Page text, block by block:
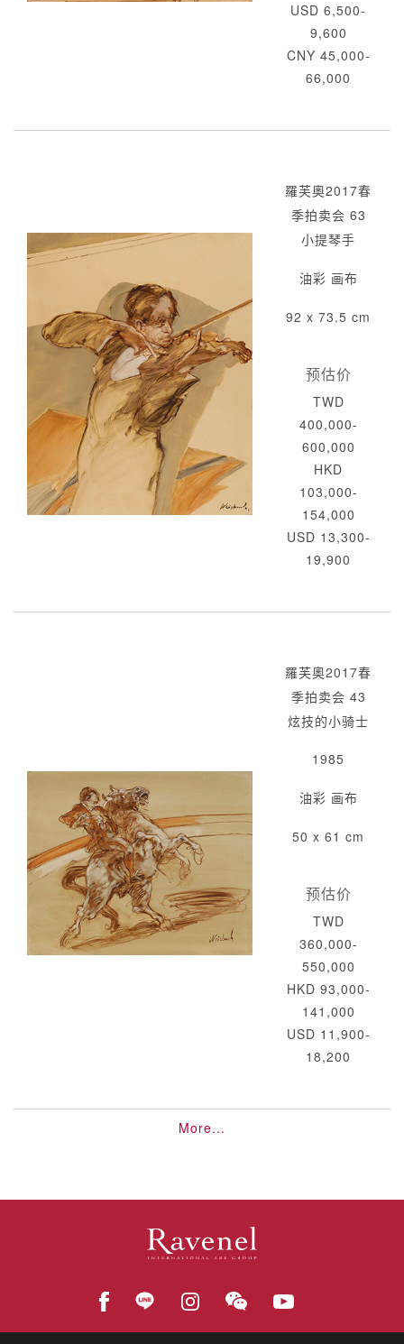
USD 6,500-
9,600
CNY 45,000-
66,000
羅芙奧2017春
季拍卖会 63
小提琴手
油彩 画布
92 x 73.5 cm
预估价
TWD
400,000-
600,000
HKD
103,000-
154,000
USD 13,300-
19,900
羅芙奧2017春
季拍卖会 43
炫技的小骑士
1985
油彩 画布
50 x 61 cm
预估价
TWD
360,000-
550,000
HKD 93,000-
141,000
USD 11,900-
18,200
More...